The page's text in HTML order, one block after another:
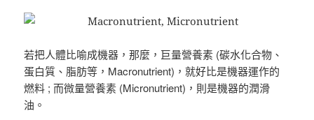
若把人體比喻成機器，那麼，巨量營養素 (碳水化合物、
蛋白質、脂肪等，Macronutrient)，就好比是機器運作的
燃料 ; 而微量營養素 (Micronutrient)，則是機器的潤滑
油。